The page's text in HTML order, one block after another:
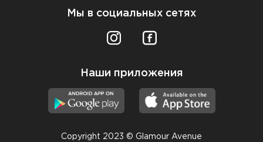
Мы в социальных сетях
Наши приложения
Copyright 2023 © Glamour Avenue